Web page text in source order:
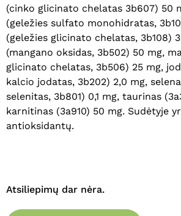
Krepšelyje nėra
Eiti Į
(cinko glicinato chelatas 3b607) 50
(geležies sulfato monohidratas,
(geležies glicinato chelatas, 3b108)
(mangano oksidas, 3b502) 50 mg,
glicinato chelatas, 3b506) 25 mg,
kalcio jodatas, 3b202) 2,0 mg,
selenitas, 3b801) 0,1 mg, taurinas
karnitinas (3a910) 50 mg. Sudėtyje
antioksidantų.
Atsiliepimų dar nėra.